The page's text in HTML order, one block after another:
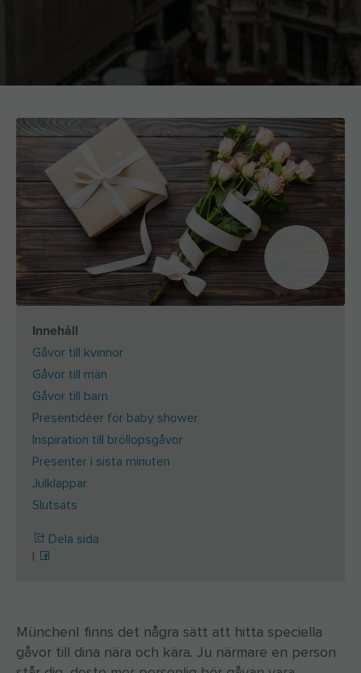
Innehåll
Gåvor till kvinnor
Gåvor till män
Gåvor till barn
Presentidéer för baby shower
Inspiration till bröllopsgåvor
Presenter i sista minuten
Julklappar
Slutsats
Dela sida
MünchenI finns det några sätt att hitta speciella
gåvor till dina nära och kära. Ju närmare en person